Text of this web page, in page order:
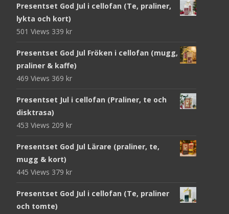
Presentset God Jul i cellofan (Te, praliner,
lykta och kort)
501 Views 339 kr
Presentset God Jul Fröken i cellofan (mugg,
praliner & kaffe)
469 Views 369 kr
Presentset Jul i cellofan (Praliner, te och
disktrasa)
453 Views 209 kr
Presentset God Jul Lärare (praliner, te,
mugg & kort)
445 Views 379 kr
Presentset God Jul i cellofan (Te, praliner
och tomte)